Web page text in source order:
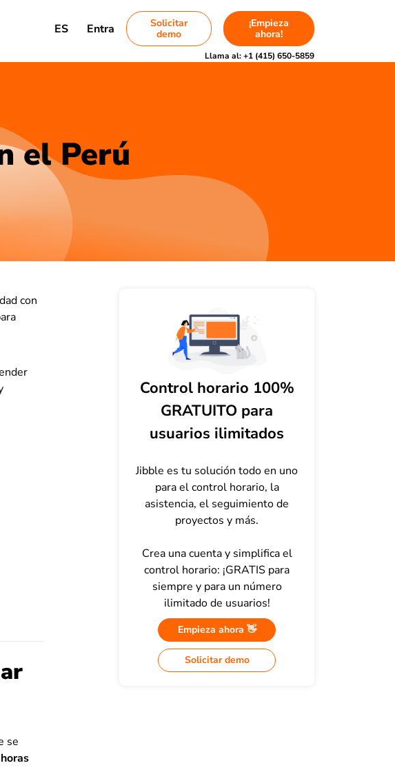
ES Entra
Solicitar
demo
¡Empieza
ahora!
Llama al:+1 (415) 650-5859
el Perú
con
se
Control horario 100%
GRATUITO para
usuarios ilimitados
Jibble es tu solución todo en uno
para el control horario, la
asistencia, el seguimiento de
proyectos y más.
Crea una cuenta y simplifica el
control horario: ¡GRATIS para
siempre y para un número
ilimitado de usuarios!
Empieza ahora 👋
Solicitar demo